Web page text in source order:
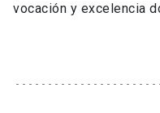
vocación y excelencia